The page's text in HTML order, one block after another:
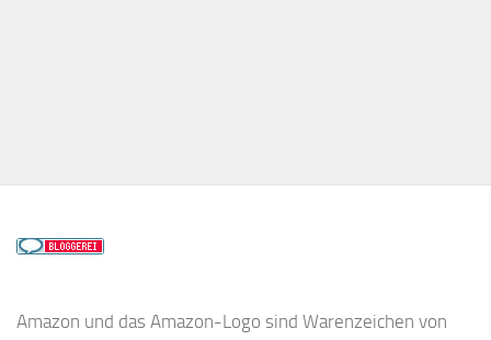
Amazon und das Amazon-Logo sind Warenzeichen von